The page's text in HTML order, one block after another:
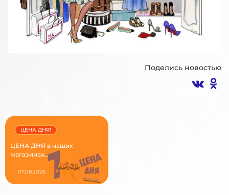
Поделись новостью
ЦЕНА ДНЯ в наших
магазинах...
ЦЕНА ДНЯ!
07.08.2026